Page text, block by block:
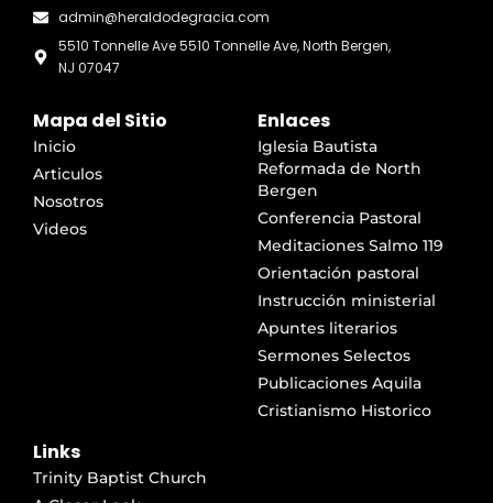
admin@heraldodegracia.com
5510 Tonnelle Ave 5510 Tonnelle Ave, North Bergen,
NJ 07047
Mapa del Sitio
Inicio
Articulos
Nosotros
Videos
Enlaces
Iglesia Bautista
Reformada de North
Bergen
Conferencia Pastoral
Meditaciones Salmo 119
Orientación pastoral
Instrucción ministerial
Apuntes literarios
Sermones Selectos
Publicaciones Aquila
Cristianismo Historico
Links
Trinity Baptist Church